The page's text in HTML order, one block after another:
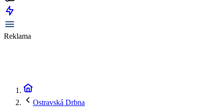
Reklama
Ostravská Drbna